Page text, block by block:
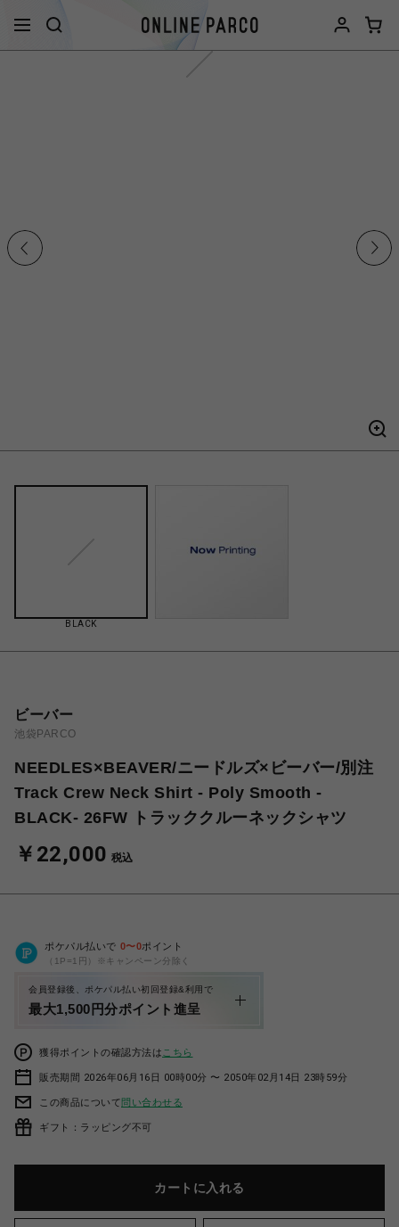
BLACK
ビーバー
池袋PARCO
NEEDLES×BEAVER/ニードルズ×ビーバー/別注
Track Crew Neck Shirt - Poly Smooth -
BLACK- 26FW トラッククルーネックシャツ
￥22,000 税込
ポケパル払いで 0〜0ポイント
（1P=1円）※キャンペーン分除く
会員登録後、ポケパル払い初回登録&利用で
最大1,500円分ポイント進呈
獲得ポイントの確認方法は こちら
販売期間 2026年06月16日 00時00分 〜 2050年02月14日 23時59分
この商品について問い合わせる
ギフト：ラッピング不可
カートに入れる